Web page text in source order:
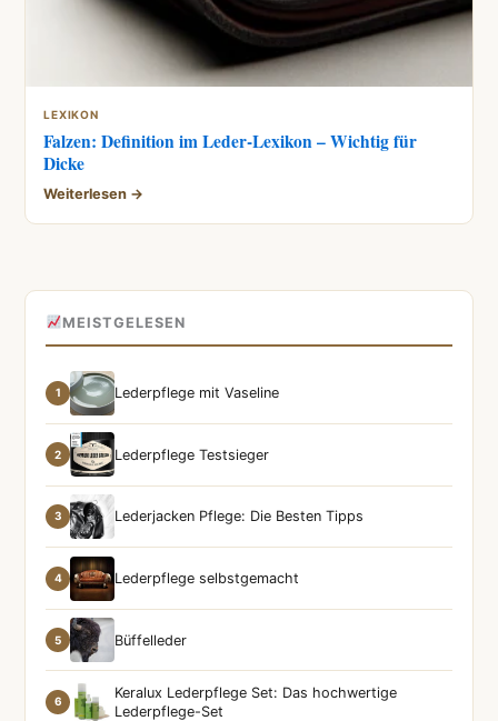
LEXIKON
Falzen: Definition im Leder-Lexikon – Wichtig für
Dicke
Weiterlesen →
MEISTGELESEN
1 Lederpflege mit Vaseline
2 Lederpflege Testsieger
3 Lederjacken Pflege: Die Besten Tipps
4 Lederpflege selbstgemacht
5 Büffelleder
6
Keralux Lederpflege Set: Das hochwertige
Lederpflege-Set